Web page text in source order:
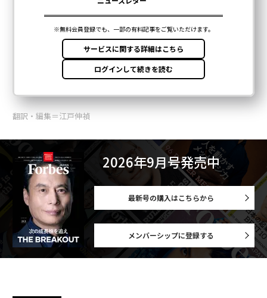
翻訳・編集＝江戸伸禎
2026年9月号発売中
最新号の購入はこちらから
メンバーシップに登録する